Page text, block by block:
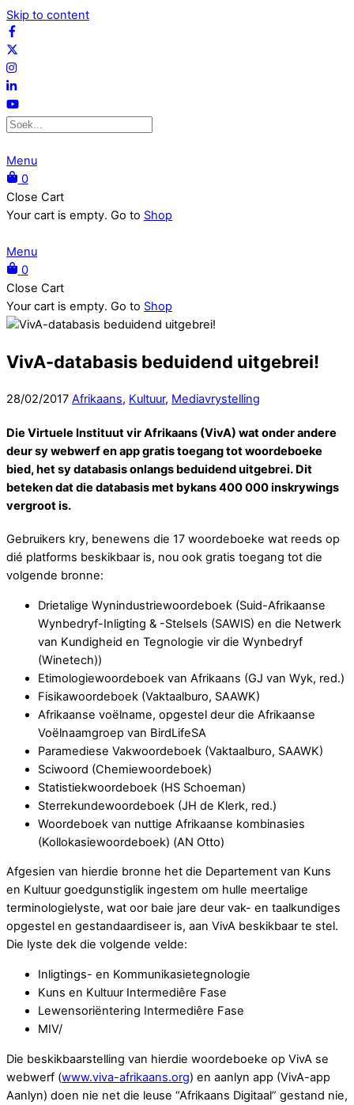
Skip to content
Menu
0
Close Cart
Your cart is empty. Go to Shop
Menu
0
Close Cart
Your cart is empty. Go to Shop
VivA-databasis beduidend uitgebrei!
28/02/2017 Afrikaans, Kultuur, Mediavrystelling
Die Virtuele Instituut vir Afrikaans (VivA) wat onder andere
deur sy webwerf en app gratis toegang tot woordeboeke
bied, het sy databasis onlangs beduidend uitgebrei. Dit
beteken dat die databasis met bykans 400 000 inskrywings
vergroot is.
Gebruikers kry, benewens die 17 woordeboeke wat reeds op
dié platforms beskikbaar is, nou ook gratis toegang tot die
volgende bronne:
Drietalige Wynindustriewoordeboek (Suid-Afrikaanse
Wynbedryf-Inligting & -Stelsels (SAWIS) en die Netwerk
van Kundigheid en Tegnologie vir die Wynbedryf
(Winetech))
Etimologiewoordeboek van Afrikaans (GJ van Wyk, red.)
Fisikawoordeboek (Vaktaalburo, SAAWK)
Afrikaanse voëlname, opgestel deur die Afrikaanse
Voëlnaamgroep van BirdLifeSA
Paramediese Vakwoordeboek (Vaktaalburo, SAAWK)
Sciwoord (Chemiewoordeboek)
Statistiekwoordeboek (HS Schoeman)
Sterrekundewoordeboek (JH de Klerk, red.)
Woordeboek van nuttige Afrikaanse kombinasies
(Kollokasiewoordeboek) (AN Otto)
Afgesien van hierdie bronne het die Departement van Kuns
en Kultuur goedgunstiglik ingestem om hulle meertalige
terminologielyste, wat oor baie jare deur vak- en taalkundiges
opgestel en gestandaardiseer is, aan VivA beskikbaar te stel.
Die lyste dek die volgende velde:
Inligtings- en Kommunikasietegnologie
Kuns en Kultuur Intermediêre Fase
Lewensoriëntering Intermediêre Fase
MIV/
Die beskikbaarstelling van hierdie woordeboeke op VivA se
webwerf (www.viva-afrikaans.org) en aanlyn app (VivA-app
Aanlyn) doen nie net die leuse “Afrikaans Digitaal” gestand nie,